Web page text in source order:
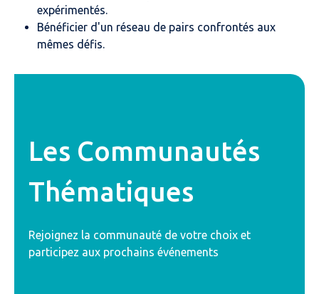
expérimentés.
Bénéficier d'un réseau de pairs confrontés aux
mêmes défis.
Les Communautés
Thématiques
Rejoignez la communauté de votre choix et
participez aux prochains événements